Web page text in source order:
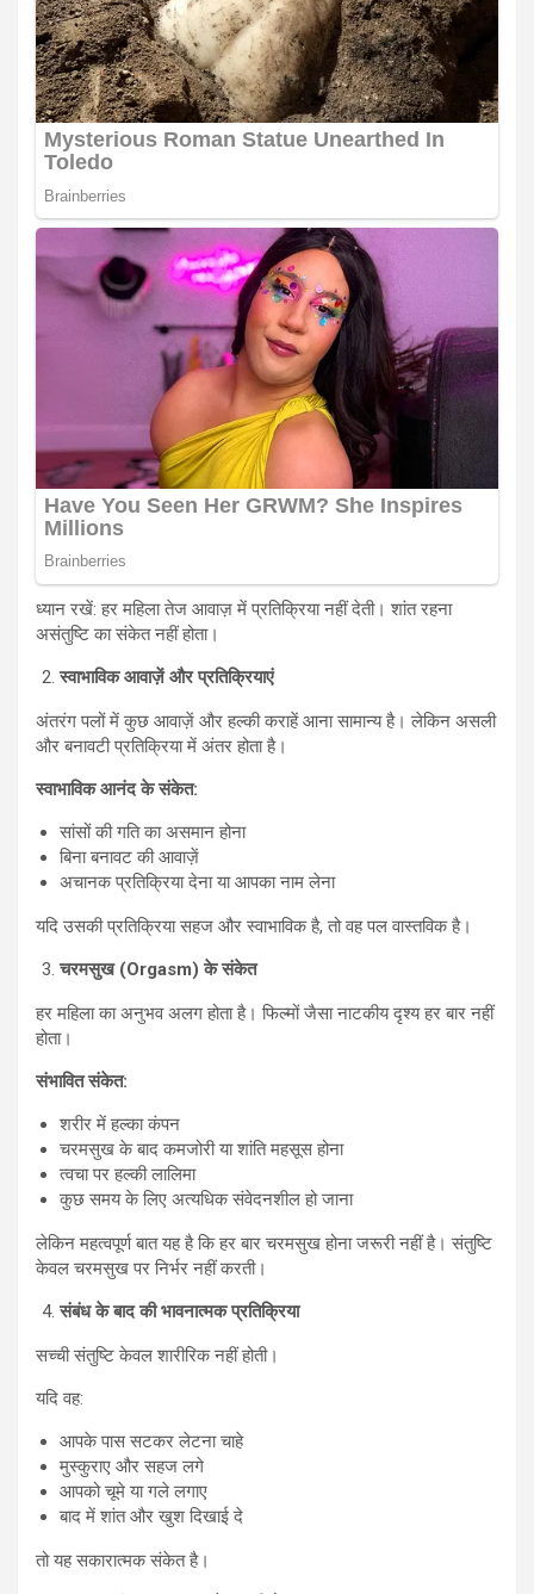
ध्यान रखें: हर महिला तेज आवाज़ में प्रतिक्रिया नहीं देती। शांत रहना
असंतुष्टि का संकेत नहीं होता।
स्वाभाविक आवाज़ें और प्रतिक्रियाएं
अंतरंग पलों में कुछ आवाज़ें और हल्की कराहें आना सामान्य है। लेकिन असली
और बनावटी प्रतिक्रिया में अंतर होता है।
स्वाभाविक आनंद के संकेत:
सांसों की गति का असमान होना
बिना बनावट की आवाज़ें
अचानक प्रतिक्रिया देना या आपका नाम लेना
यदि उसकी प्रतिक्रिया सहज और स्वाभाविक है, तो वह पल वास्तविक है।
चरमसुख (Orgasm) के संकेत
हर महिला का अनुभव अलग होता है। फिल्मों जैसा नाटकीय दृश्य हर बार नहीं
होता।
संभावित संकेत:
शरीर में हल्का कंपन
चरमसुख के बाद कमजोरी या शांति महसूस होना
त्वचा पर हल्की लालिमा
कुछ समय के लिए अत्यधिक संवेदनशील हो जाना
लेकिन महत्वपूर्ण बात यह है कि हर बार चरमसुख होना जरूरी नहीं है। संतुष्टि
केवल चरमसुख पर निर्भर नहीं करती।
संबंध के बाद की भावनात्मक प्रतिक्रिया
सच्ची संतुष्टि केवल शारीरिक नहीं होती।
यदि वह:
आपके पास सटकर लेटना चाहे
मुस्कुराए और सहज लगे
आपको चूमे या गले लगाए
बाद में शांत और खुश दिखाई दे
तो यह सकारात्मक संकेत है।